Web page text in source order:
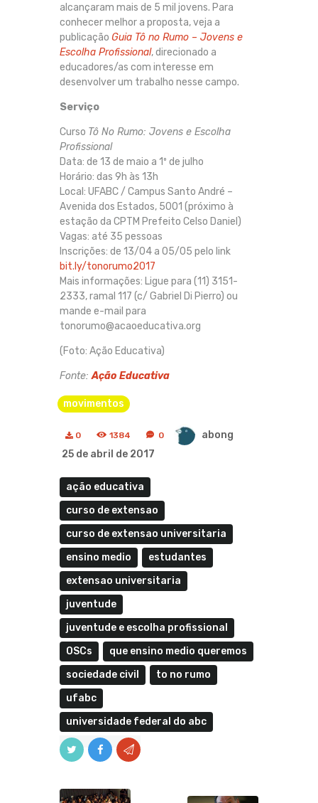
alcançaram mais de 5 mil jovens. Para
conhecer melhor a proposta, veja a
publicação Guia Tô no Rumo – Jovens e
Escolha Profissional, direcionado a
educadores/as com interesse em
desenvolver um trabalho nesse campo.
Serviço
Curso Tô No Rumo: Jovens e Escolha
Profissional
Data: de 13 de maio a 1º de julho
Horário: das 9h às 13h
Local: UFABC / Campus Santo André –
Avenida dos Estados, 5001 (próximo à
estação da CPTM Prefeito Celso Daniel)
Vagas: até 35 pessoas
Inscrições: de 13/04 a 05/05 pelo link
bit.ly/tonorumo2017
i
t
e
t
e
Mais informações: Ligue para (11) 3151-
2333, ramal 117 (c/ Gabriel Di Pierro) ou
mande e-mail para
tonorumo@acaoeducativa.org
(Foto: Ação Educativa)
Fonte:Ação Educativa
movimentos
0 1384 0
abong
25 de abril de 2017
ação educativa
curso de extensao
curso de extensao universitaria
ensino medio
estudantes
extensao universitaria
juventude
juventude e escolha profissional
OSCs
que ensino medio queremos
sociedade civil
to no rumo
ufabc
universidade federal do abc